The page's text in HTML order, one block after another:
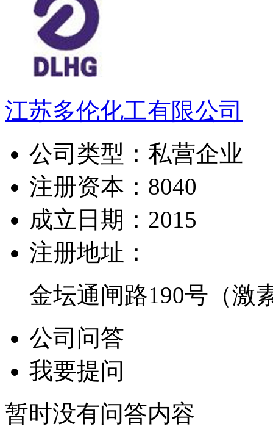
江苏多伦化工有限公司
公司类型： 私营企业
注册资本： 8040
成立日期： 2015
注册地址：
金坛通闸路190号（激
公司问答
我要提问
暂时没有问答内容